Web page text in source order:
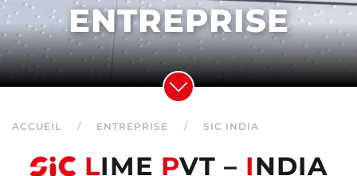
ENTREPRISE
ACCUEIL ENTREPRISE SIC INDIA
LIME PVT – INDIA